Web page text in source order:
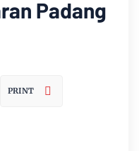
Padang
PRINT